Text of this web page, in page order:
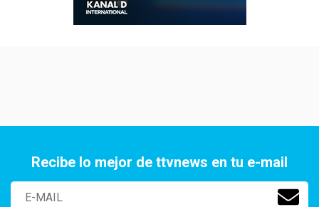
Recibe lo mejor de ttvnews en tu e-mail